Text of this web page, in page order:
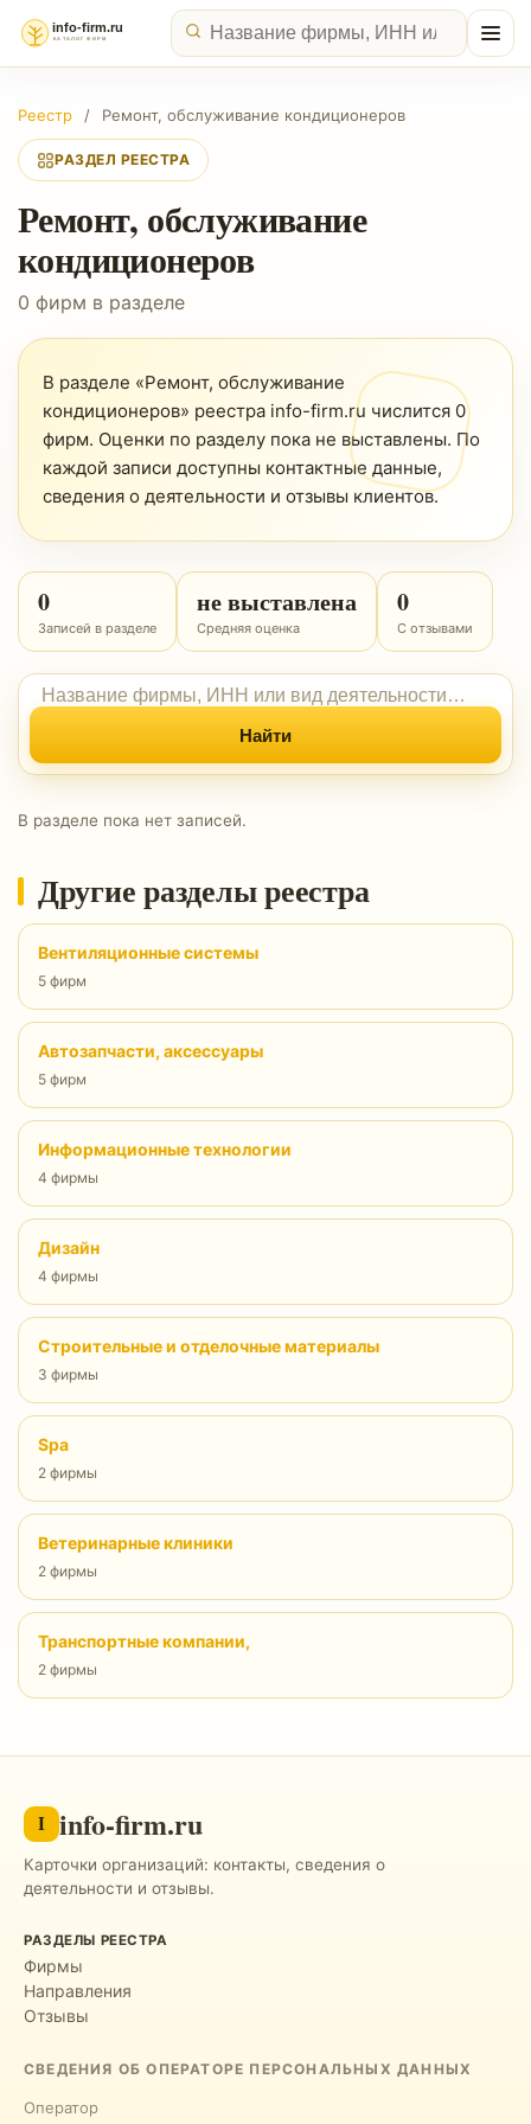
Реестр / Ремонт, обслуживание кондиционеров
РАЗДЕЛ РЕЕСТРА
Ремонт, обслуживание
кондиционеров
0 фирм в разделе
В разделе «Ремонт, обслуживание
кондиционеров» реестра info-firm.ru числится 0
фирм. Оценки по разделу пока не выставлены. По
каждой записи доступны контактные данные,
сведения о деятельности и отзывы клиентов.
Записей в разделе
0
Средняя оценка
не выставлена
С отзывами
0
Найти
В разделе пока нет записей.
Другие разделы реестра
Вентиляционные системы
5 фирм
Автозапчасти, аксессуары
5 фирм
Информационные технологии
4 фирмы
Дизайн
4 фирмы
Строительные и отделочные материалы
3 фирмы
Spa
2 фирмы
Ветеринарные клиники
2 фирмы
Транспортные компании,
2 фирмы
I info-firm.ru
Карточки организаций: контакты, сведения о
деятельности и отзывы.
РАЗДЕЛЫ РЕЕСТРА
Фирмы
Направления
Отзывы
СВЕДЕНИЯ ОБ ОПЕРАТОРЕ ПЕРСОНАЛЬНЫХ ДАННЫХ
Оператор